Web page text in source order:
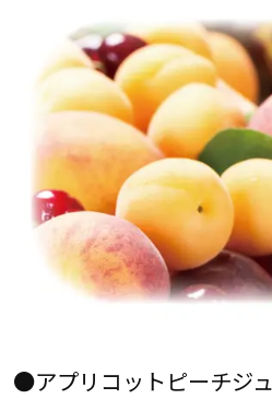
●アプリコットピーチジ